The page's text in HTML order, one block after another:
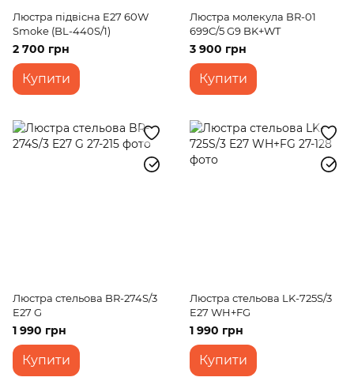
Люстра підвісна E27 60W
Smoke (BL-440S/1)
2 700 грн
Купити
Люстра молекула BR-01
699C/5 G9 BK+WT
3 900 грн
Купити
Люстра стельова BR-274S/3
E27 G
1 990 грн
Купити
Люстра стельова LK-725S/3
E27 WH+FG
1 990 грн
Купити